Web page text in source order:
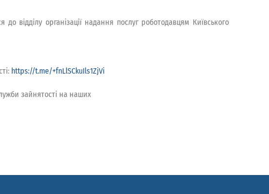
відділу організації надання послуг роботодавцям Київського
https://t.me/+fnLlSCkuIls1ZjVi
зайнятості на наших